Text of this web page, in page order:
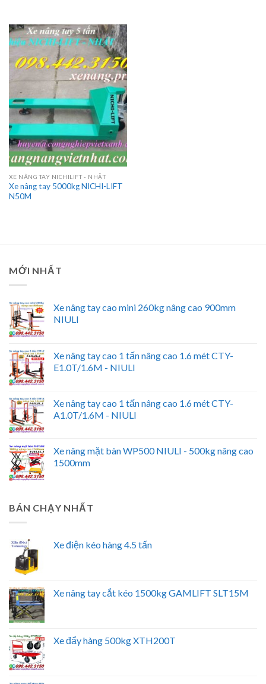
XE NÂNG TAY NICHILIFT - NHẬT
Xe nâng tay 5000kg NICHI-LIFT
N50M
MỚI NHẤT
Xe nâng tay cao mini 260kg nâng cao 900mm
NIULI
Xe nâng tay cao 1 tấn nâng cao 1.6 mét CTY-
E1.0T/1.6M - NIULI
Xe nâng tay cao 1 tấn nâng cao 1.6 mét CTY-
A1.0T/1.6M - NIULI
Xe nâng mặt bàn WP500 NIULI - 500kg nâng cao
1500mm
BÁN CHẠY NHẤT
Xe điện kéo hàng 4.5 tấn
Xe nâng tay cắt kéo 1500kg GAMLIFT SLT15M
Xe đẩy hàng 500kg XTH200T